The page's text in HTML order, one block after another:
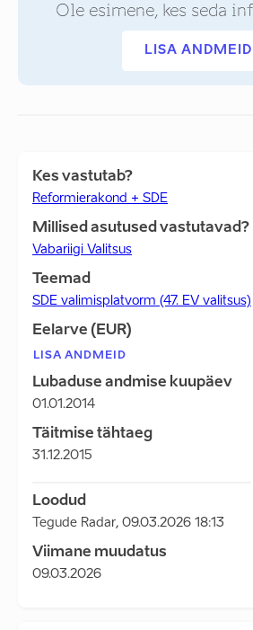
Ole esimene, kes seda
LISA ANDMEID
Kes vastutab?
Reformierakond + SDE
Millised asutused vastutavad?
Vabariigi Valitsus
Teemad
SDE valimisplatvorm (47. EV valitsus)
Eelarve (EUR)
LISA ANDMEID
Lubaduse andmise kuupäev
01.01.2014
Täitmise tähtaeg
31.12.2015
Loodud
Tegude Radar, 09.03.2026 18:13
Viimane muudatus
09.03.2026